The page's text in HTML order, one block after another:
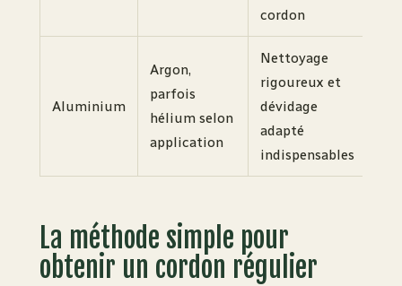
cordon
Aluminium
Argon,
parfois
hélium selon
application
Nettoyage
rigoureux et
dévidage
adapté
indispensables
La méthode simple pour
obtenir un cordon régulier